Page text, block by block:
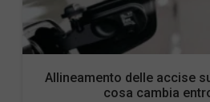
Allineamento delle accise
cosa cambia